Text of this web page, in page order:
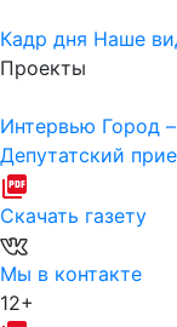
Кадр дня Наше
Проекты
Интервью Город
Депутатский
Скачать газету
Мы в контакте
12+